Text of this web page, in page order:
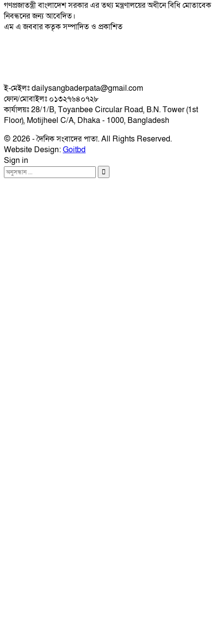
গণপ্রজাতন্ত্রী বাংলাদেশ সরকার এর তথ্য মন্ত্রণালয়ের অধীনে বিধি মোতাবেক
নিবন্ধনের জন্য আবেদিত।
এম এ জববার কতৃক সম্পাদিত ও প্রকাশিত
ই-মেইলঃ dailysangbaderpata@gmail.com
ফোন/মোবাইলঃ ০১৩২৭৬৪০৭২৮
কার্যালয়ঃ 28/1/B, Toyanbee Circular Road, B.N. Tower (1st
Floor), Motijheel C/A, Dhaka - 1000, Bangladesh
© 2026 - দৈনিক সংবাদের পাতা. All Rights Reserved.
Website Design:Goitbd
Sign in